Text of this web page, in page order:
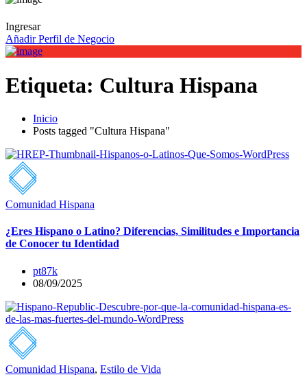
Ingresar
Añadir Perfil de Negocio
Etiqueta: Cultura Hispana
Inicio
Posts tagged "Cultura Hispana"
Comunidad Hispana
¿Eres Hispano o Latino? Diferencias, Similitudes e Importancia
de Conocer tu Identidad
pt87k
08/09/2025
Comunidad Hispana, Estilo de Vida